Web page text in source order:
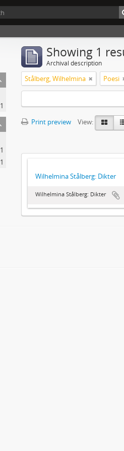
1
1
1
Showing 1
Archival description
Stålberg, Wilhelmina Poesi
Print preview
View:
Wilhelmina Stålberg: Dikter
Wilhelmina Stålberg: Dikter